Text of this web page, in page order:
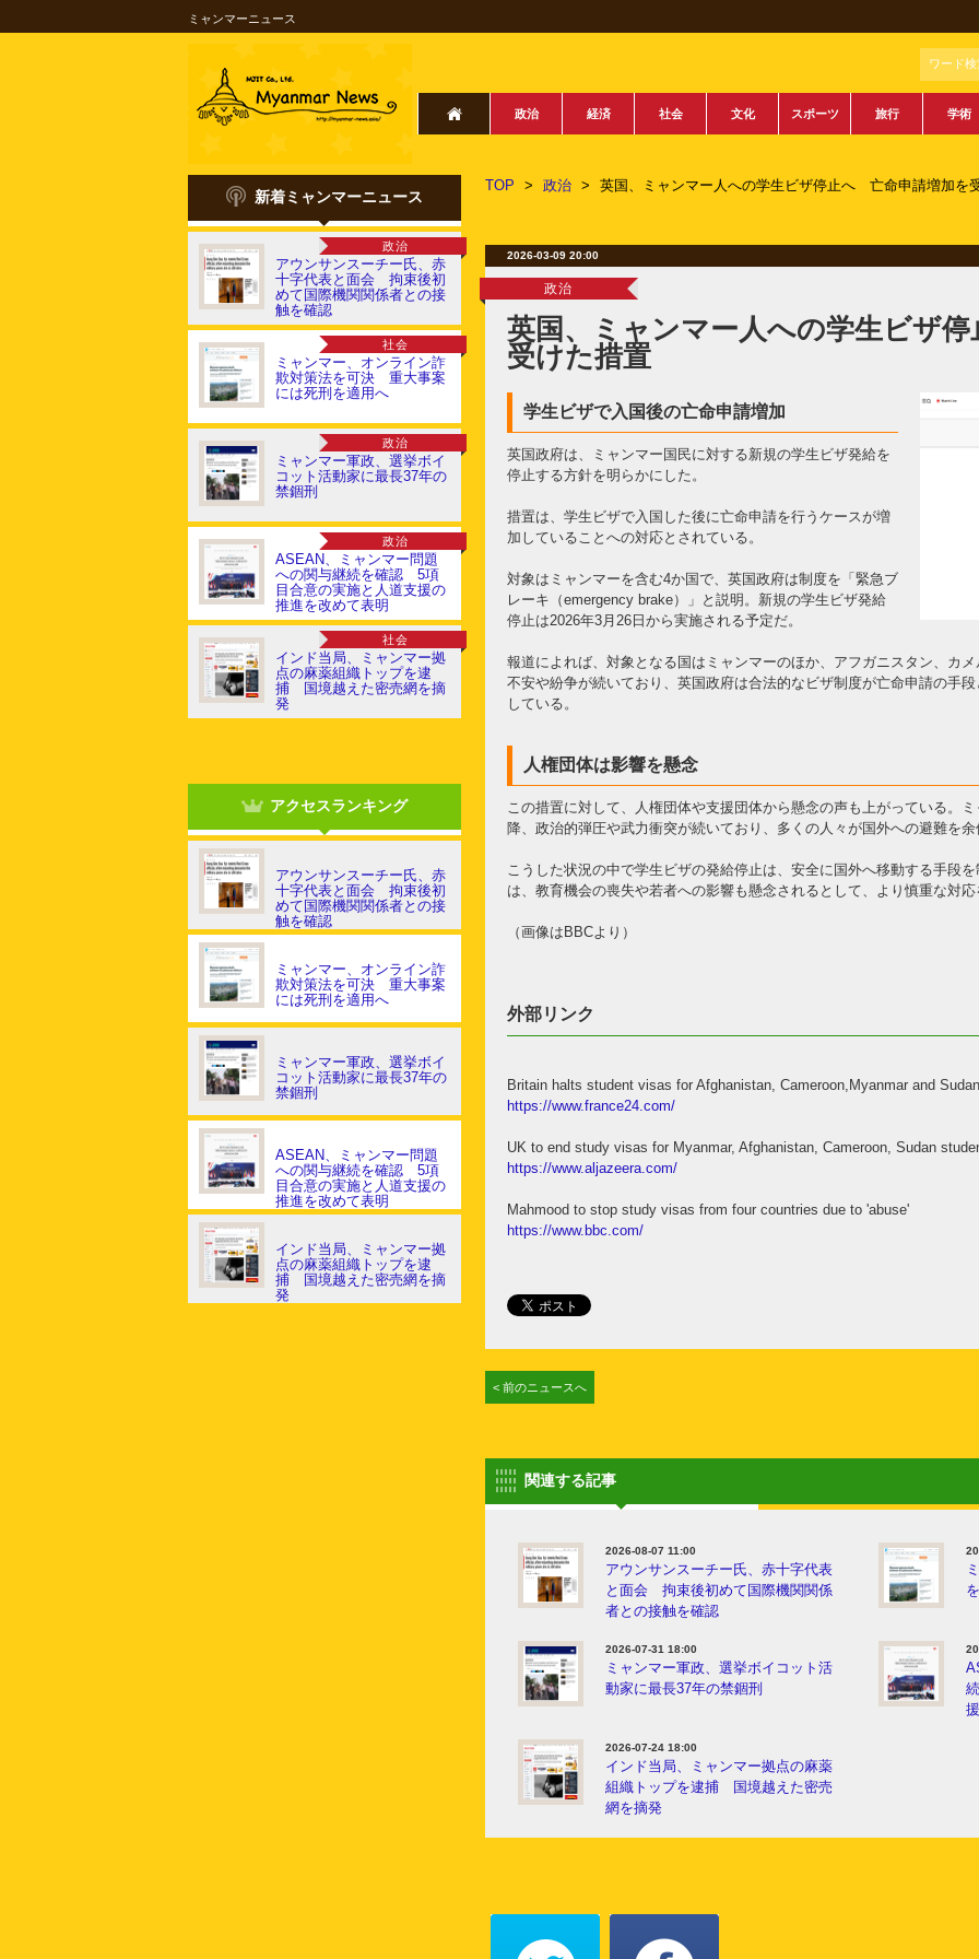
ミャンマーニュース
ワード検
政治 経済 社会 文化 スポーツ 旅行 学術
新着ミャンマーニュース
政治
アウンサンスーチー氏、赤
十字代表と面会 拘束後初
めて国際機関関係者との接
触を確認
社会
ミャンマー、オンライン詐
欺対策法を可決 重大事案
には死刑を適用へ
政治
ミャンマー軍政、選挙ボイ
コット活動家に最長37年の
禁錮刑
政治
ASEAN、ミャンマー問題
への関与継続を確認 5項
目合意の実施と人道支援の
推進を改めて表明
社会
インド当局、ミャンマー拠
点の麻薬組織トップを逮
捕 国境越えた密売網を摘
発
アクセスランキング
アウンサンスーチー氏、赤
十字代表と面会 拘束後初
めて国際機関関係者との接
触を確認
ミャンマー、オンライン詐
欺対策法を可決 重大事案
には死刑を適用へ
ミャンマー軍政、選挙ボイ
コット活動家に最長37年の
禁錮刑
ASEAN、ミャンマー問題
への関与継続を確認 5項
目合意の実施と人道支援の
推進を改めて表明
インド当局、ミャンマー拠
点の麻薬組織トップを逮
捕 国境越えた密売網を摘
発
TOP > 政治 > 英国、ミャンマー人への学生ビザ停止へ 亡命申請増加を
2026-03-09 20:00
政治
英国、ミャンマー人への学生ビザ
受けた措置
学生ビザで入国後の亡命申請増加
英国政府は、ミャンマー国民に対する新規の学生ビザ発給を
停止する方針を明らかにした。
措置は、学生ビザで入国した後に亡命申請を行うケースが増
加していることへの対応とされている。
対象はミャンマーを含む4か国で、英国政府は制度を「緊急ブ
レーキ（emergency brake）」と説明。新規の学生ビザ発給
停止は2026年3月26日から実施される予定だ。
報道によれば、対象となる国はミャンマーのほか、アフガニスタン、カ
不安や紛争が続いており、英国政府は合法的なビザ制度が亡命申請の手
している。
人権団体は影響を懸念
この措置に対して、人権団体や支援団体から懸念の声も上がっている。
降、政治的弾圧や武力衝突が続いており、多くの人々が国外への避難を余
こうした状況の中で学生ビザの発給停止は、安全に国外へ移動する手段
は、教育機会の喪失や若者への影響も懸念されるとして、より慎重な対応
（画像はBBCより）
外部リンク
Britain halts student visas for Afghanistan, Cameroon,Myanmar and Sudan
https://www.france24.com/
UK to end study visas for Myanmar, Afghanistan, Cameroon, Sudan
https://www.aljazeera.com/
Mahmood to stop study visas from four countries due to 'abuse'
https://www.bbc.com/
< 前のニュースへ
関連する記事
2026-08-07 11:00
アウンサンスーチー氏、赤十字代表
と面会 拘束後初めて国際機関関係
者との接触を確認
2026-07-31 18:00
ミャンマー軍政、選挙ボイコット活
動家に最長37年の禁錮刑
2026-07-24 18:00
インド当局、ミャンマー拠点の麻薬
組織トップを逮捕 国境越えた密売
網を摘発